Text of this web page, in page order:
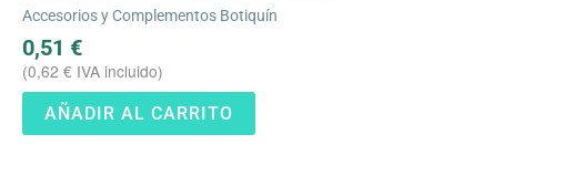
de 5
Accesorios y Complementos Botiquín
0,51 €
(0,62 € IVA incluido)
AÑADIR AL CARRITO